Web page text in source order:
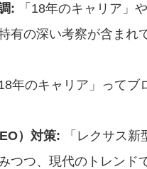
: 「18年のキャリア」
有の深い考察が含まれ
年のキャリア」って
）対策: 「レクサス
つつ、現代のトレンド